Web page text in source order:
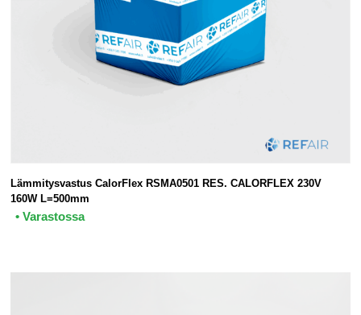
Lämmitysvastus CalorFlex RSMA0501 RES. CALORFLEX 230V
160W L=500mm
• Varastossa